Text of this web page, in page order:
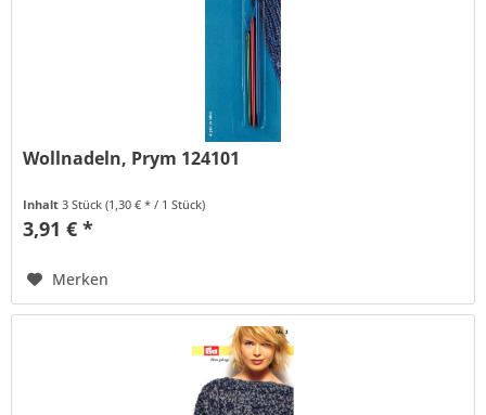
Wollnadeln, Prym 124101
Inhalt3 Stück(1,30 € * / 1 Stück)
3,91 € *
Merken